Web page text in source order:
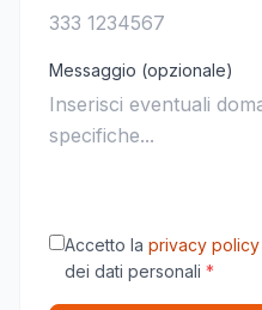
Messaggio (opzionale)
Accetto la privacy policy
dei dati personali *